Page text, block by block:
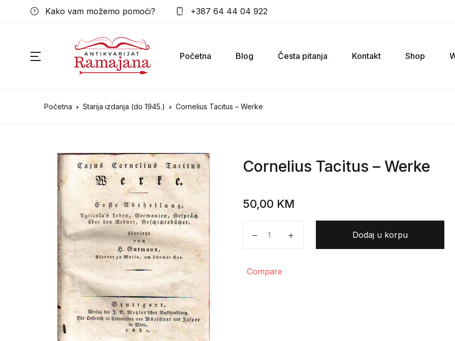
Kako vam možemo pomoći? +387 64 44 04 922
Početna Blog Česta pitanja Kontakt Shop
Početna Starija izdanja (do 1945.) Cornelius Tacitus – Werke
Cornelius Tacitus – Werke
50,00 KM
Dodaj u korpu
Compare